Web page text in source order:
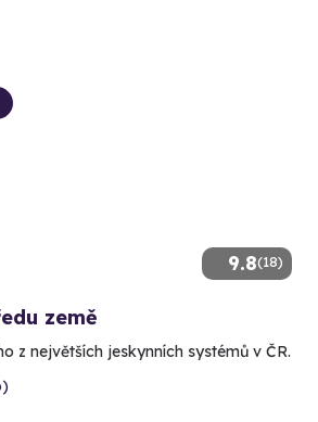
9.8(18)
země
z největších jeskynních systémů v ČR.